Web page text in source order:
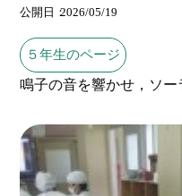
公開日 2026/05/19
５年生のページ
鳴子の音を響かせ，ソー